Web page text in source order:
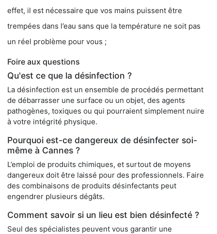
effet, il est nécessaire que vos mains puissent être
trempées dans l’eau sans que la température ne soit pas
un réel problème pour vous ;
Foire aux questions
Qu'est ce que la désinfection ?
La désinfection est un ensemble de procédés permettant
de débarrasser une surface ou un objet, des agents
pathogènes, toxiques ou qui pourraient simplement nuire
à votre intégrité physique.
Pourquoi est-ce dangereux de désinfecter soi-
même à Cannes ?
L’emploi de produits chimiques, et surtout de moyens
dangereux doit être laissé pour des professionnels. Faire
des combinaisons de produits désinfectants peut
engendrer plusieurs dégâts.
Comment savoir si un lieu est bien désinfecté ?
Seul des spécialistes peuvent vous garantir une